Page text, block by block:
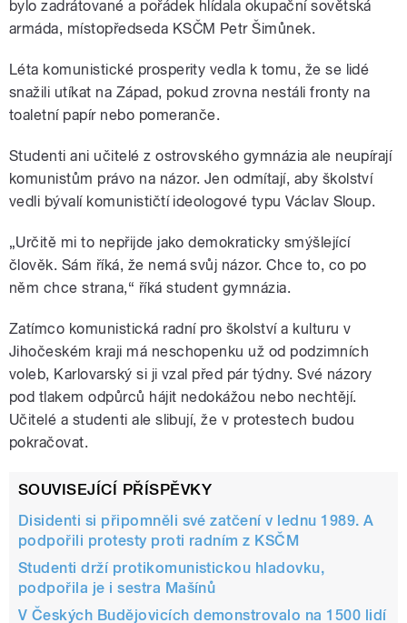
bylo zadrátované a pořádek hlídala okupační sovětská
armáda, místopředseda KSČM Petr Šimůnek.
Léta komunistické prosperity vedla k tomu, že se lidé
snažili utíkat na Západ, pokud zrovna nestáli fronty na
toaletní papír nebo pomeranče.
Studenti ani učitelé z ostrovského gymnázia ale neupírají
komunistům právo na názor. Jen odmítají, aby školství
vedli bývalí komunističtí ideologové typu Václav Sloup.
„Určitě mi to nepřijde jako demokraticky smýšlející
člověk. Sám říká, že nemá svůj názor. Chce to, co po
něm chce strana,“ říká student gymnázia.
Zatímco komunistická radní pro školství a kulturu v
Jihočeském kraji má neschopenku už od podzimních
voleb, Karlovarský si ji vzal před pár týdny. Své názory
pod tlakem odpůrců hájit nedokážou nebo nechtějí.
Učitelé a studenti ale slibují, že v protestech budou
pokračovat.
SOUVISEJÍCÍ PŘÍSPĚVKY
Disidenti si připomněli své zatčení v lednu 1989. A
podpořili protesty proti radním z KSČM
Studenti drží protikomunistickou hladovku,
podpořila je i sestra Mašínů
V Českých Budějovicích demonstrovalo na 1500 lidí